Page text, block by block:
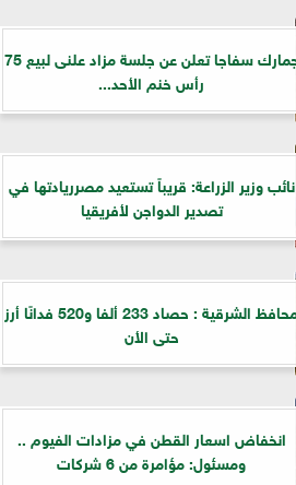
جمارك سفاجا تعلن عن جلسة مزاد علنى لبيع 75
رأس خنم الأحد...
نائب وزير الزراعة: قريباً تستعيد مصرريادتها في
تصدير الدواجن لأفريقيا
محافظ الشرقية : حصاد 233 ألفا و520 فدانًا أرز
حتى الأن
انخفاض اسعار القطن في مزادات الفيوم ..
ومسئول: مؤامرة من 6 شركات